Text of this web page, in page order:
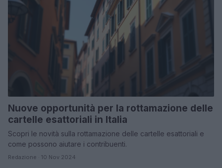
Nuove opportunità per la rottamazione delle
cartelle esattoriali in Italia
Scopri le novità sulla rottamazione delle cartelle esattoriali e
come possono aiutare i contribuenti.
Redazione · 10 Nov 2024